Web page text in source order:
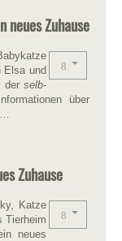
neues Zuhause
Elsa und
der selb-
über
Zuhause
Katze
Tierheim
neues